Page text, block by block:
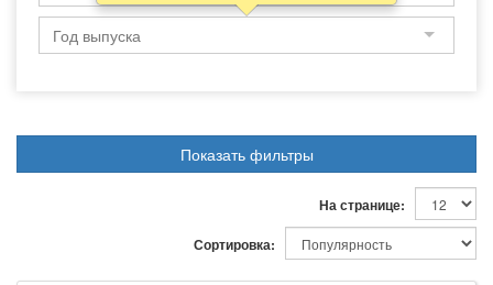
Показать фильтры
На странице:
Сортировка: